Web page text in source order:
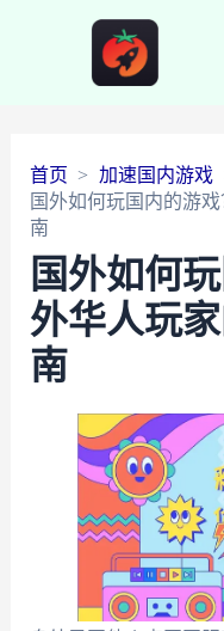
首页
加速国内游戏
国外如何玩国内的游
南
国外如何
外华人玩
南